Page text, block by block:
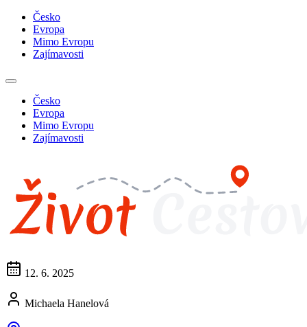
Česko
Evropa
Mimo Evropu
Zajímavosti
Česko
Evropa
Mimo Evropu
Zajímavosti
12. 6. 2025
Michaela Hanelová